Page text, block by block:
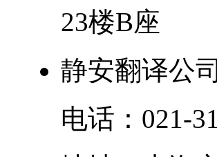
23楼B座
静安翻译公司
电话： 021-